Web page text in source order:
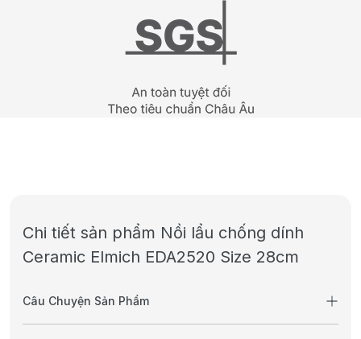
Chi tiết sản phẩm Nồi lẩu chống dính
Ceramic Elmich EDA2520 Size 28cm
Câu Chuyện Sản Phẩm